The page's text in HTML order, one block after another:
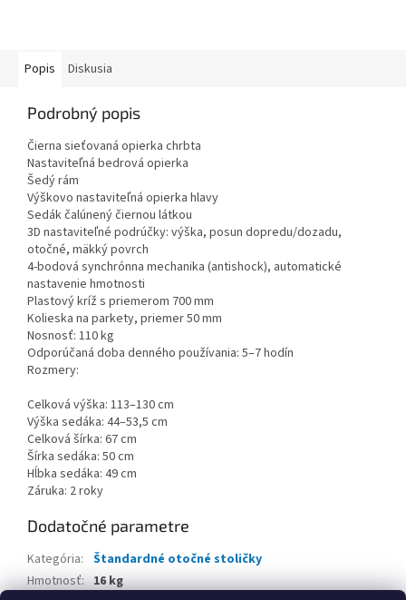
Popis Diskusia
Podrobný popis
Čierna sieťovaná opierka chrbta
Nastaviteľná bedrová opierka
Šedý rám
Výškovo nastaviteľná opierka hlavy
Sedák čalúnený čiernou látkou
3D nastaviteľné podrúčky: výška, posun dopredu/dozadu,
otočné, mäkký povrch
4-bodová synchrónna mechanika (antishock), automatické
nastavenie hmotnosti
Plastový kríž s priemerom 700 mm
Kolieska na parkety, priemer 50 mm
Nosnosť: 110 kg
Odporúčaná doba denného používania: 5–7 hodín
Rozmery:
Celková výška: 113–130 cm
Výška sedáka: 44–53,5 cm
Celková šírka: 67 cm
Šírka sedáka: 50 cm
Hĺbka sedáka: 49 cm
Záruka: 2 roky
Dodatočné parametre
Kategória: Štandardné otočné stoličky
Hmotnosť: 16 kg